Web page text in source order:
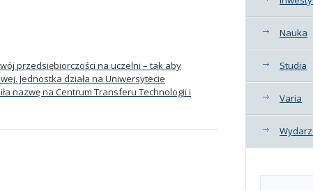
przedsiębiorczości na uczelni – tak aby
Jednostka działa na Uniwersytecie
nazwę na Centrum Transferu Technologii i
Nauka
Studia
Varia